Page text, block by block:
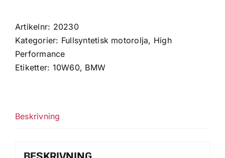
Quart
(0,946
L)
mängd
Artikelnr: 20230
Kategorier: Fullsyntetisk motorolja, High
Performance
Etiketter: 10W60, BMW
Beskrivning